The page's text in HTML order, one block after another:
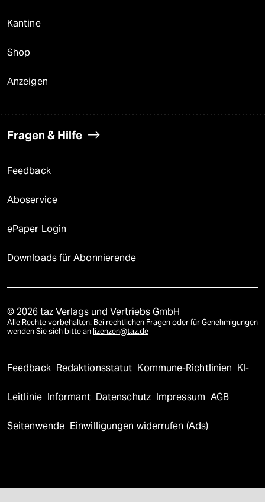
Kantine
Shop
Anzeigen
Fragen & Hilfe
Feedback
Aboservice
ePaper Login
Downloads für Abonnierende
© 2026 taz Verlags und Vertriebs GmbH
Alle Rechte vorbehalten. Bei rechtlichen Fragen oder für Genehmigungen
wenden Sie sich bitte an lizenzen@taz.de
Feedback Redaktionsstatut Kommune-Richtlinien KI-
Leitlinie Informant Datenschutz Impressum AGB
Seitenwende Einwilligungen widerrufen (Ads)